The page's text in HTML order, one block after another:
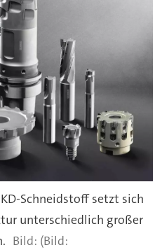
Schneidstoff setzt sich
unterschiedlich großer
(Bild: